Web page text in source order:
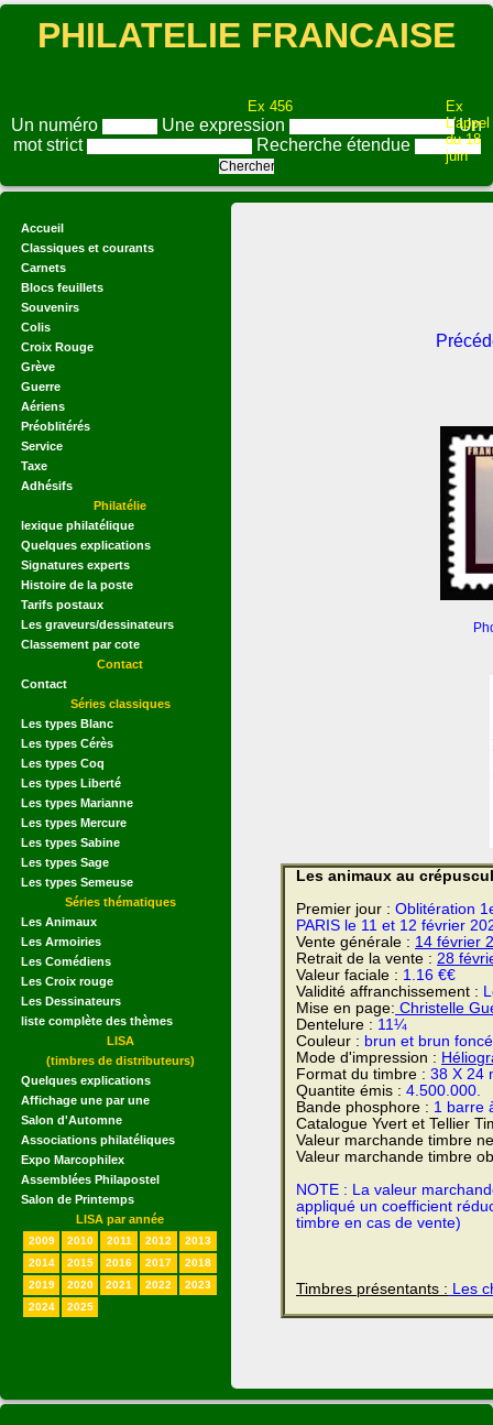
PHILATELIE FRANCAISE
Ex 456
Ex
L'appel
du 18
juin
Un numéro Une expression
Un
mot strict
Recherche étendue
Accueil
Classiques et courants
Carnets
Blocs feuillets
Souvenirs
Colis
Croix Rouge
Grève
Guerre
Aériens
Préoblitérés
Service
Taxe
Adhésifs
Philatélie
lexique philatélique
Quelques explications
Signatures experts
Histoire de la poste
Tarifs postaux
Les graveurs/dessinateurs
Classement par cote
Contact
Contact
Séries classiques
Les types Blanc
Les types Cérès
Les types Coq
Les types Liberté
Les types Marianne
Les types Mercure
Les types Sabine
Les types Sage
Les types Semeuse
Séries thématiques
Les Animaux
Les Armoiries
Les Comédiens
Les Croix rouge
Les Dessinateurs
liste complète des thèmes
LISA
(timbres de distributeurs)
Quelques explications
Affichage une par une
Salon d'Automne
Associations philatéliques
Expo Marcophilex
Assemblées Philapostel
Salon de Printemps
LISA par année
2009 2010 2011 2012
2013
2014
2015 2016 2017
2018
2019
2020 2021 2022
2023
2024
2025
Les animaux au
Premier jour : Oblitération
PARIS le 11 et 12 février
Vente générale : 14 février
Retrait de la vente : 28
Valeur faciale : 1.16 €€
Validité affranchissement :
Mise en page: Christelle
Dentelure : 11¼
Couleur : brun et brun foncé
Mode d'impression :
Format du timbre : 38 X 24
Quantite émis : 4.500.000.
Bande phosphore : 1 barre
Catalogue Yvert et Tellier
Valeur marchande timbre
Valeur marchande timbre
NOTE : La valeur
appliqué un coefficient
timbre en cas de vente)
Timbres présentants : Les